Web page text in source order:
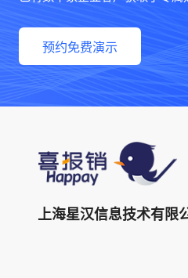
预约免费演示
上海星汉信息技术有限